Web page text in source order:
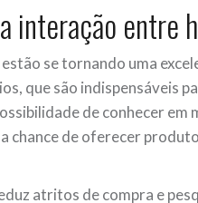
interação entre
se tornando uma
que são indispensáveis
de conhecer em
chance de oferecer
atritos de compra e